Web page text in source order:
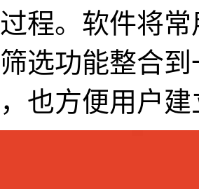
程。软件将
选功能整合
也方便用户